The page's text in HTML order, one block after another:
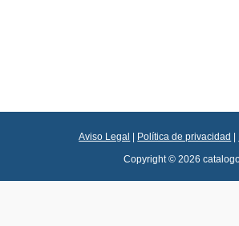
Aviso Legal Política de privacidad
Copyright © 2026